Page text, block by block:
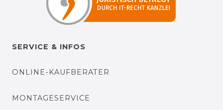
SERVICE & INFOS
ONLINE-KAUFBERATER
MONTAGESERVICE